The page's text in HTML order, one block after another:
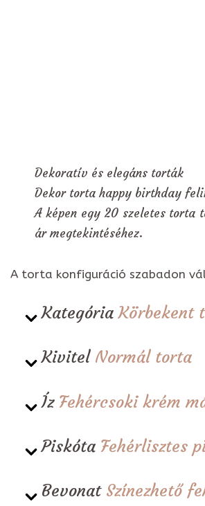
Dekoratív és elegáns torták
Dekor torta happy birthday
A képen egy 20 szeletes torta
ár megtekintéséhez.
A torta konfiguráció szabadon
KategóriaKörbekent
Kivitel Normál torta
Íz Fehércsoki krém
Piskóta Fehérlisztes
Bevonat Színezhető